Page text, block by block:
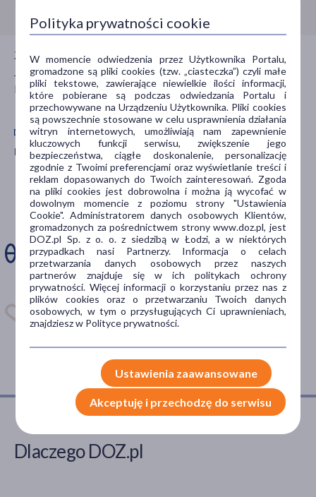
Wiek
dla dorosłych (2)
20+(2)
30+(2)
40+(2)
dla seniorów(1)
pokaż więcej
Typ produktu
Lek bez recepty(2)
Sposób aplikacji
na skórę(2)
na włosy
(1)
Postać
roztwór(1)
wypadanie włosów(2)
Zadzwoń do nas jeśli potrzebujesz porady farmaceuty.
Jesteśmy dla Ciebie czynni całą dobę, 7 dni w tygodniu,
bezpłatnie.
Pobierz aplikację mobilną Doz.pl
Zdarza Ci się
ominąć dawkę
leku?
Zainstaluj aplikację. Stwórz
apteczkę. Przypomnimy Ci
kiedy wziąć lek.
Dostępna w
Dlaczego DOZ.pl
Polityka prywatności cookie
W momencie odwiedzenia przez Użytkownika Portalu,
gromadzone są pliki cookies (tzw. „ciasteczka”) czyli małe
pliki tekstowe, zawierające niewielkie ilości informacji,
które pobierane są podczas odwiedzania Portalu i
przechowywane na Urządzeniu Użytkownika. Pliki cookies
są powszechnie stosowane w celu usprawnienia działania
witryn internetowych, umożliwiają nam zapewnienie
kluczowych funkcji serwisu, zwiększenie jego
bezpieczeństwa, ciągłe doskonalenie, personalizację
zgodnie z Twoimi preferencjami oraz wyświetlanie treści i
reklam dopasowanych do Twoich zainteresowań. Zgoda
na pliki cookies jest dobrowolna i można ją wycofać w
dowolnym momencie z poziomu strony "Ustawienia
Cookie". Administratorem danych osobowych Klientów,
gromadzonych za pośrednictwem strony www.doz.pl, jest
DOZ.pl Sp. z o. o. z siedzibą w Łodzi, a w niektórych
przypadkach nasi Partnerzy. Informacja o celach
przetwarzania danych osobowych przez naszych
partnerów znajduje się w ich politykach ochrony
prywatności. Więcej informacji o korzystaniu przez nas z
plików cookies oraz o przetwarzaniu Twoich danych
osobowych, w tym o przysługujących Ci uprawnieniach,
znajdziesz w Polityce prywatności.
Ustawienia zaawansowane
Akceptuję i przechodzę do serwisu